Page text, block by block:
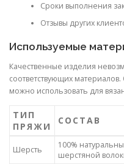
Сроки выполнения
Отзывы других
Используемые
Качественные изделия
соответствующих
можно использовать для
ТИП
ПРЯЖИ
СОСТАВ
Шерсть
100%
шерстяной